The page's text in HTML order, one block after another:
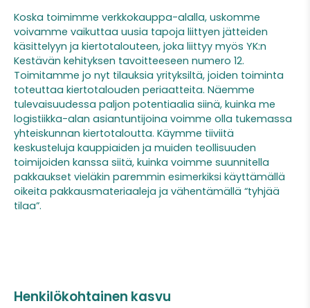
Koska toimimme verkkokauppa-alalla, uskomme
voivamme vaikuttaa uusia tapoja liittyen jätteiden
käsittelyyn ja kiertotalouteen, joka liittyy myös YK:n
Kestävän kehityksen tavoitteeseen numero 12.
Toimitamme jo nyt tilauksia yrityksiltä, joiden toiminta
toteuttaa kiertotalouden periaatteita. Näemme
tulevaisuudessa paljon potentiaalia siinä, kuinka me
logistiikka-alan asiantuntijoina voimme olla tukemassa
yhteiskunnan kiertotaloutta. Käymme tiiviitä
keskusteluja kauppiaiden ja muiden teollisuuden
toimijoiden kanssa siitä, kuinka voimme suunnitella
pakkaukset vieläkin paremmin esimerkiksi käyttämällä
oikeita pakkausmateriaaleja ja vähentämällä “tyhjää
tilaa”.
Henkilökohtainen kasvu